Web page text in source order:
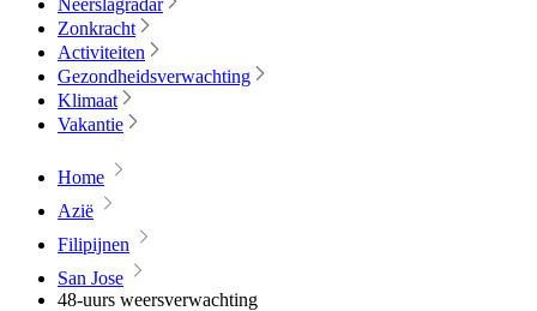
Zonkracht
Activiteiten
Gezondheidsverwachting
Klimaat
Vakantie
Home
Azië
Filipijnen
San Jose
48-uurs weersverwachting